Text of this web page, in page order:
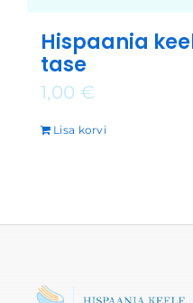
Hispaania
tase
1,00 €
Lisa korvi